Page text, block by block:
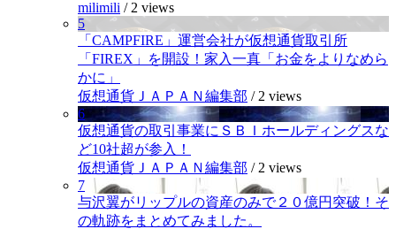
milimili / 2 views
5
「CAMPFIRE」運営会社が仮想通貨取引所
「FIREX」を開設！家入一真「お金をよりなめら
かに」
仮想通貨ＪＡＰＡＮ編集部 / 2 views
6
仮想通貨の取引事業にＳＢＩホールディングスな
ど10社超が参入！
仮想通貨ＪＡＰＡＮ編集部 / 2 views
7
与沢翼がリップルの資産のみで２０億円突破！そ
の軌跡をまとめてみました。